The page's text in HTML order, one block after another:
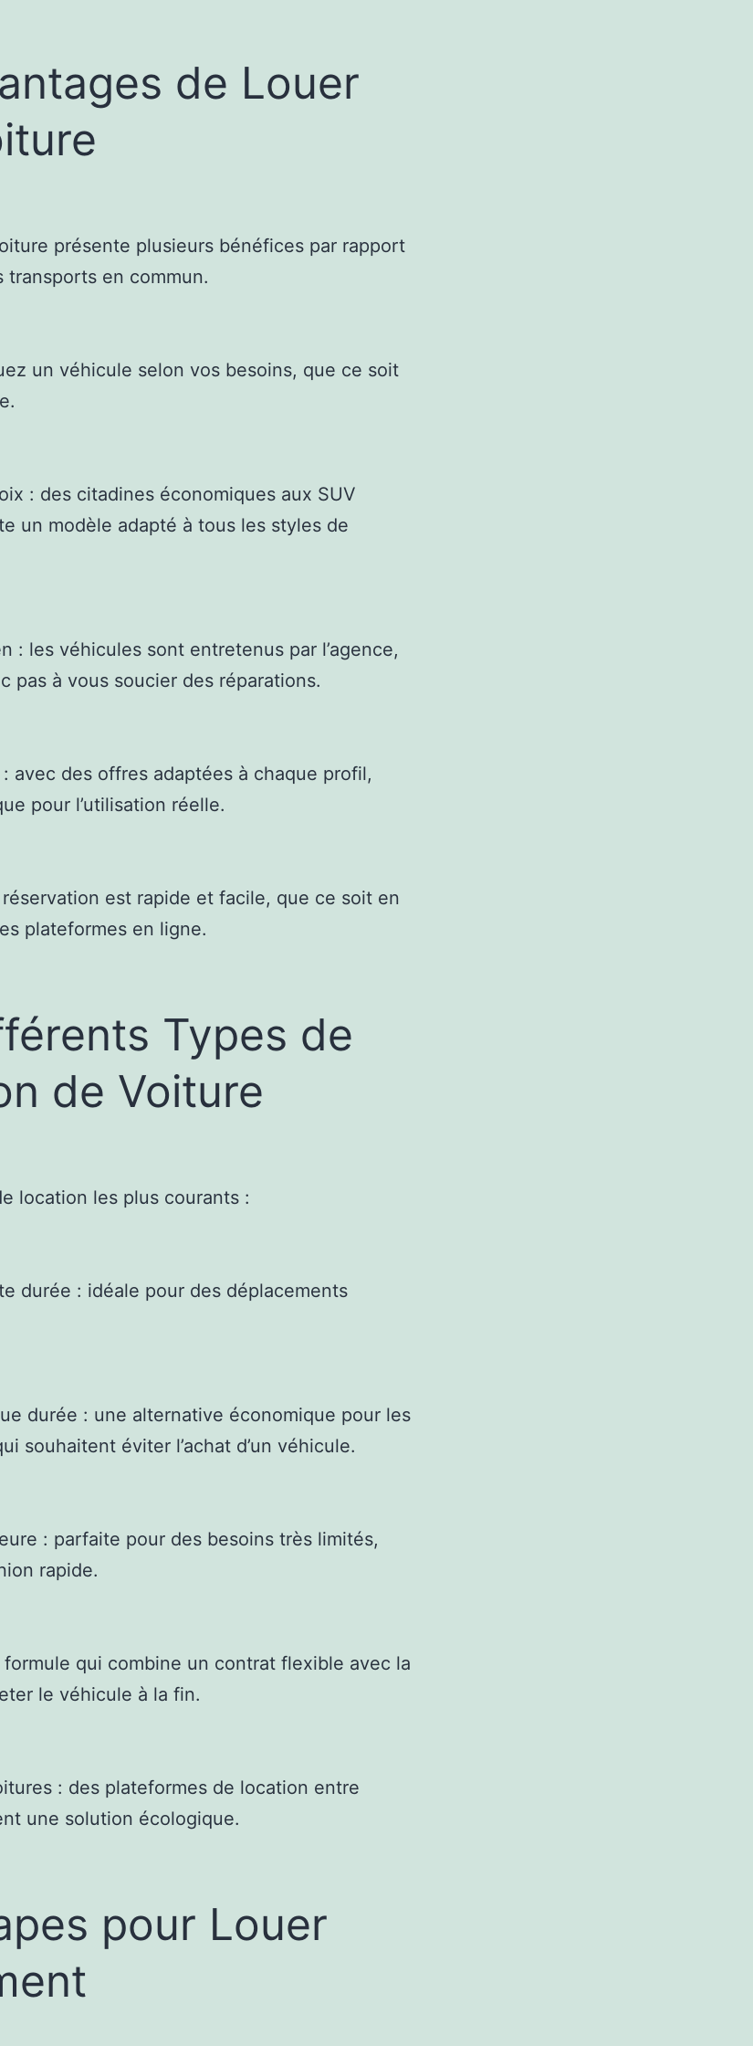
de Louer
présente plusieurs bénéfices par rapport
transports en commun.
un véhicule selon vos besoins, que ce soit
: des citadines économiques aux SUV
un modèle adapté à tous les styles de
: les véhicules sont entretenus par l’agence,
pas à vous soucier des réparations.
avec des offres adaptées à chaque profil,
pour l’utilisation réelle.
est rapide et facile, que ce soit en
plateformes en ligne.
Types de
de Voiture
location les plus courants :
durée : idéale pour des déplacements
durée : une alternative économique pour les
souhaitent éviter l’achat d’un véhicule.
: parfaite pour des besoins très limités,
rapide.
qui combine un contrat flexible avec la
le véhicule à la fin.
: des plateformes de location entre
une solution écologique.
pour Louer